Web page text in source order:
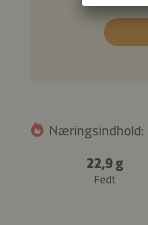
Næringsindhold:
22,9 g
Fedt